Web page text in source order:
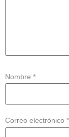
Nombre *
Correo electrónico *